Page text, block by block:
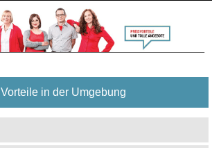
Vorteile in der Umgebung